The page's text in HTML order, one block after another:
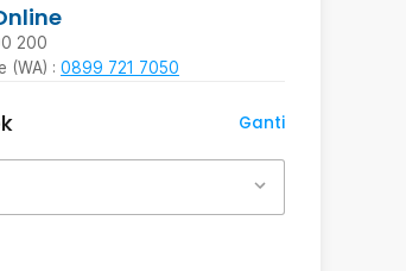
200
(WA) : 0899 721 7050
Ganti